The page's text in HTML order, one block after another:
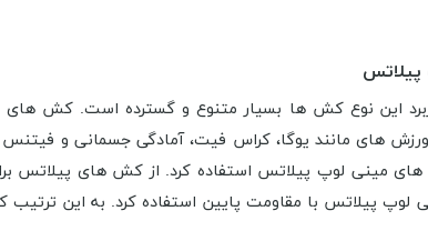
این نوع کش ها بسیار متنوع و گسترده است. کش
های مانند یوگا، کراس فیت، آمادگی جسمانی و
مینی لوپ پیلاتس استفاده کرد. از کش های پیلاتس
پیلاتس با مقاومت پایین استفاده کرد. به این